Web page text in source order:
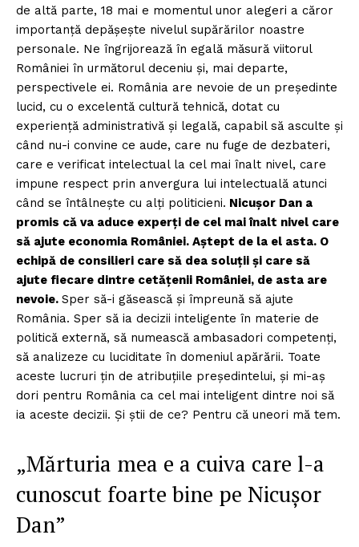
de altă parte, 18 mai e momentul unor alegeri a căror
importanță depășește nivelul supărărilor noastre
personale. Ne îngrijorează în egală măsură viitorul
României în următorul deceniu și, mai departe,
perspectivele ei. România are nevoie de un președinte
lucid, cu o excelentă cultură tehnică, dotat cu
experiență administrativă și legală, capabil să asculte și
când nu-i convine ce aude, care nu fuge de dezbateri,
care e verificat intelectual la cel mai înalt nivel, care
impune respect prin anvergura lui intelectuală atunci
când se întâlnește cu alți politicieni. Nicușor Dan a
promis că va aduce experți de cel mai înalt nivel care
să ajute economia României. Aștept de la el asta. O
echipă de consilieri care să dea soluții și care să
ajute fiecare dintre cetățenii României, de asta are
nevoie. Sper să-i găsească și împreună să ajute
România. Sper să ia decizii inteligente în materie de
politică externă, să numească ambasadori competenți,
să analizeze cu luciditate în domeniul apărării. Toate
aceste lucruri țin de atribuțiile președintelui, și mi-aș
dori pentru România ca cel mai inteligent dintre noi să
ia aceste decizii. Și știi de ce? Pentru că uneori mă tem.
„Mărturia mea e a cuiva care l-a
cunoscut foarte bine pe Nicușor
Dan”